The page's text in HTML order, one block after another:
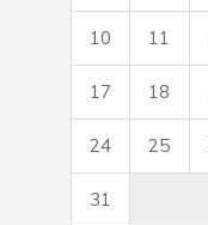
10 11
17 18
24 25
31